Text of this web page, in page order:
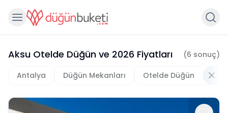
Aksu Otelde Düğün ve 2026 Fiyatları (6 sonuç)
Antalya Düğün Mekanları Otelde Düğün